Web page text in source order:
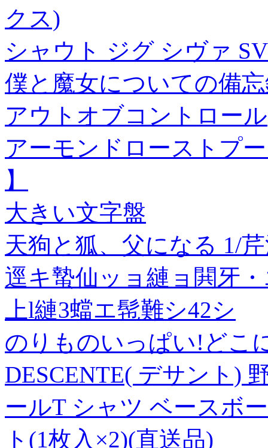
クス)
シャウト ジグ シヴァ
僕と魔女についての備
アウトオブコントロー
アーモンドローストプ
】
大きい文字盤
天狗と狐、父になる 1/
逕キ蟄仙ッョ縺ョ閧牙
上l縺3蟷エ髢難シ42シ
のりものいっぱい!どこ
DESCENTE( デサント)
ールT シャツ ベースボ
ト(1枚入×2)(直送品)